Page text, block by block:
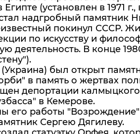
(установлен в 1971
надгробный памятник
покинул СССР.
по искусству и
деятельность. В конце
был открыт
в память о жертвах
депортации
в Кемерове.
его работы
Сергею Дягилеву.